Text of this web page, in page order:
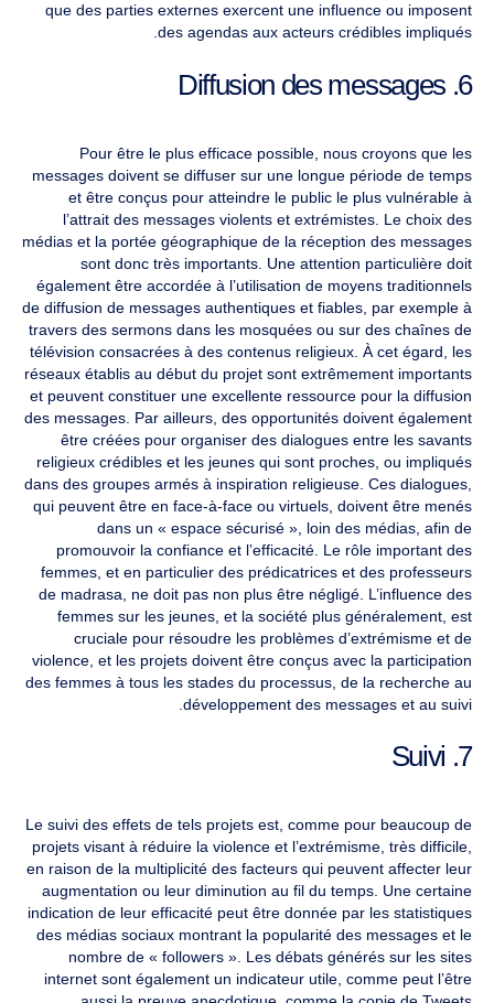
que des parties externes exercent une influence ou imposent
des agendas aux acteurs crédibles impliqués.
6. Diffusion des messages
Pour être le plus efficace possible, nous croyons que les
messages doivent se diffuser sur une longue période de temps
et être conçus pour atteindre le public le plus vulnérable à
l’attrait des messages violents et extrémistes. Le choix des
médias et la portée géographique de la réception des messages
sont donc très importants. Une attention particulière doit
également être accordée à l’utilisation de moyens traditionnels
de diffusion de messages authentiques et fiables, par exemple à
travers des sermons dans les mosquées ou sur des chaînes de
télévision consacrées à des contenus religieux. À cet égard, les
réseaux établis au début du projet sont extrêmement importants
et peuvent constituer une excellente ressource pour la diffusion
des messages. Par ailleurs, des opportunités doivent également
être créées pour organiser des dialogues entre les savants
religieux crédibles et les jeunes qui sont proches, ou impliqués
dans des groupes armés à inspiration religieuse. Ces dialogues,
qui peuvent être en face-à-face ou virtuels, doivent être menés
dans un « espace sécurisé », loin des médias, afin de
promouvoir la confiance et l’efficacité. Le rôle important des
femmes, et en particulier des prédicatrices et des professeurs
de madrasa, ne doit pas non plus être négligé. L’influence des
femmes sur les jeunes, et la société plus généralement, est
cruciale pour résoudre les problèmes d’extrémisme et de
violence, et les projets doivent être conçus avec la participation
des femmes à tous les stades du processus, de la recherche au
développement des messages et au suivi.
7. Suivi
Le suivi des effets de tels projets est, comme pour beaucoup de
projets visant à réduire la violence et l’extrémisme, très difficile,
en raison de la multiplicité des facteurs qui peuvent affecter leur
augmentation ou leur diminution au fil du temps. Une certaine
indication de leur efficacité peut être donnée par les statistiques
des médias sociaux montrant la popularité des messages et le
nombre de « followers ». Les débats générés sur les sites
internet sont également un indicateur utile, comme peut l’être